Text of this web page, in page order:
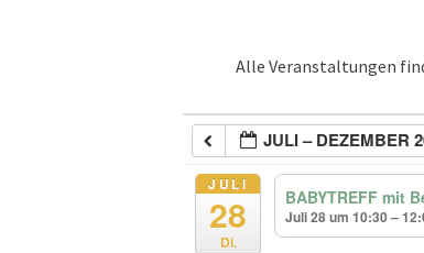
Alle Veranstaltungen
JULI – DEZEMBER
JULI
28
Di.
BABYTREFF mit
Juli 28 um 10:30 –